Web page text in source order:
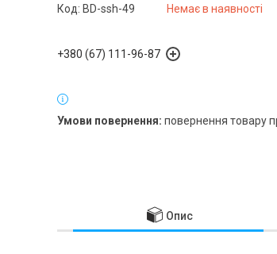
Немає в наявності
Код: BD-ssh-49
+380 (67) 111-96-87
повернення товару
Опис